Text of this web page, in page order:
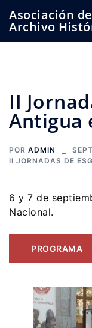
Asociación
Archivo
II
Antigua
POR ADMIN
II JORNADAS DE
6 y 7 de
Nacional.
PROGRAMA